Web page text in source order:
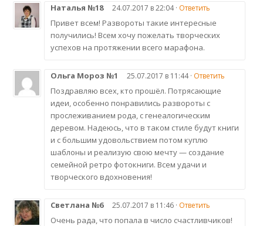
Наталья №18 24.07.2017 в 22:04 · Ответить
Привет всем! Развороты такие интересные
получились! Всем хочу пожелать творческих
успехов на протяжении всего марафона.
Ольга Мороз №1 25.07.2017 в 11:44 · Ответить
Поздравляю всех, кто прошёл. Потрясающие
идеи, особенно понравились развороты с
прослеживанием рода, с генеалогическим
деревом. Надеюсь, что в таком стиле будут книги
и с большим удовольствием потом куплю
шаблоны и реализую свою мечту — создание
семейной ретро фотокниги. Всем удачи и
творческого вдохновения!
Светлана №6 25.07.2017 в 11:46 · Ответить
Очень рада, что попала в число счастливчиков!